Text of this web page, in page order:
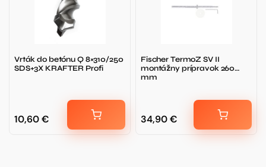
Vrták do betónu Q 8×310/250
SDS+3X KRAFTER Profi
10,60€
Fischer TermoZ SV II
montážny prípravok 260
mm
34,90€